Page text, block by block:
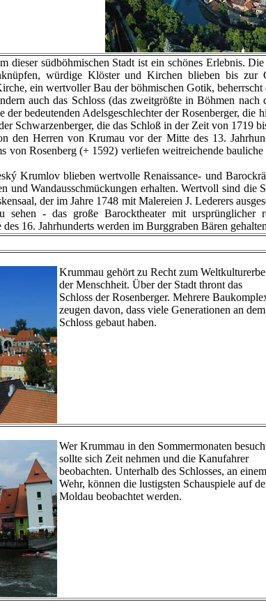
dieser südböhmischen Stadt ist ein schönes Erlebnis.
würdige Klöster und Kirchen blieben bis
ein wertvoller Bau der böhmischen Gotik,
auch das Schloss (das zweitgrößte in Böhmen
der bedeutenden Adelsgeschlechter der Rosenberger,
Schwarzenberger, die das Schloß in der Zeit von 1719
den Herren von Krumau vor der Mitte des 13.
von Rosenberg (+ 1592) verliefen weitreichende
Krumlov blieben wertvolle Renaissance- und
und Wandausschmückungen erhalten. Wertvoll sind
der im Jahre 1748 mit Malereien J. Lederers
- das große Barocktheater mit ursprünglicher
16. Jahrhunderts werden im Burggraben Bären
Krummau gehört zu Recht zum Weltkulturerbe
der Menschheit. Über der Stadt thront das
Schloss der Rosenberger. Mehrere
zeugen davon, dass viele Generationen an dem
Schloss gebaut haben.
Wer Krummau in den Sommermonaten
sollte sich Zeit nehmen und die Kanufahrer
beobachten. Unterhalb des Schlosses, an einem
Wehr, können die lustigsten Schauspiele auf
Moldau beobachtet werden.